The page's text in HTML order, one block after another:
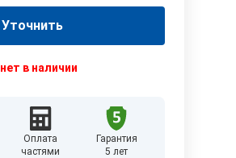
Уточнить
нет в наличии
Оплата
частями
Гарантия
5 лет